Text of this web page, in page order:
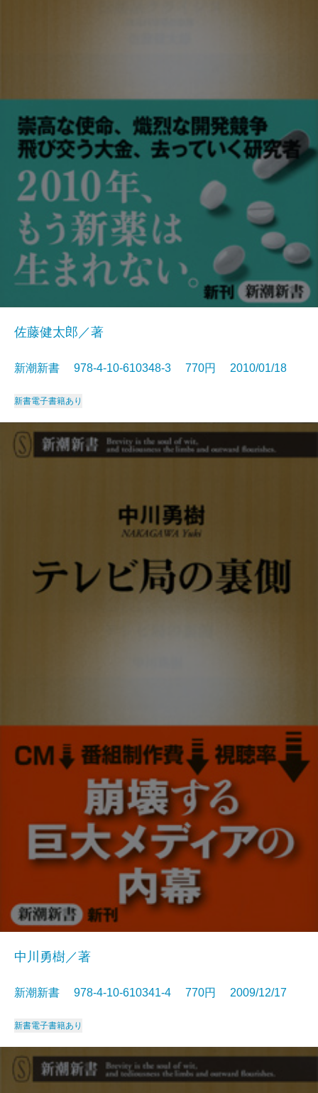
佐藤健太郎／著
新潮新書 978-4-10-610348-3 770円 2010/01/18
新書電子書籍あり
中川勇樹／著
新潮新書 978-4-10-610341-4 770円 2009/12/17
新書電子書籍あり